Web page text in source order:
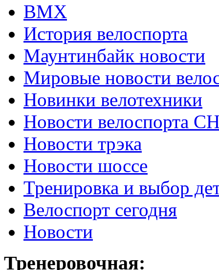
ВМХ
История велоспорта
Маунтинбайк новости
Мировые новости
Новинки велотехники
Новости велоспорта
Новости трэка
Новости шоссе
Тренировка и выбор
Велоспорт сегодня
Новости
Тренеровочная: